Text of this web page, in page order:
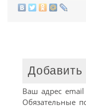
Ваш адрес
Обязательные